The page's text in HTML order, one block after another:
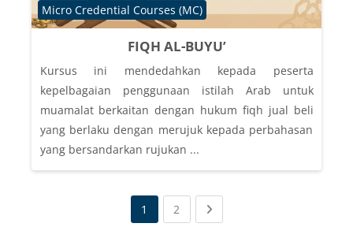
FIQH AL-BUYU’
Course category
Micro Credential Courses (MC)
Kursus ini mendedahkan kepada peserta
kepelbagaian penggunaan istilah Arab untuk
muamalat berkaitan dengan hukum fiqh jual beli
yang berlaku dengan merujuk kepada perbahasan
yang bersandarkan rujukan ...
1 2 (current)Next page